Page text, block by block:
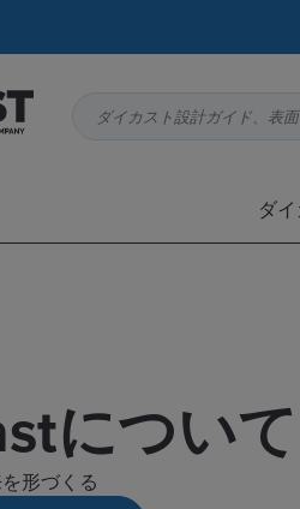
ダイカスト設計ガイド、表
ダ
について
形づくる